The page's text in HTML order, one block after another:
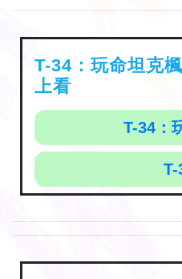
T-34：玩命坦克
上看
T-34：
T-